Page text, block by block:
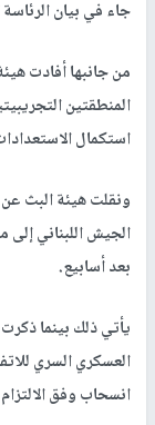
جاء في بيان الرئاسة
من جانبها أفادت
المنطقتين
استكمال
ونقلت هيئة البث
الجيش اللبناني
بعد أسابيع.
العسكري السري
انسحاب وفق